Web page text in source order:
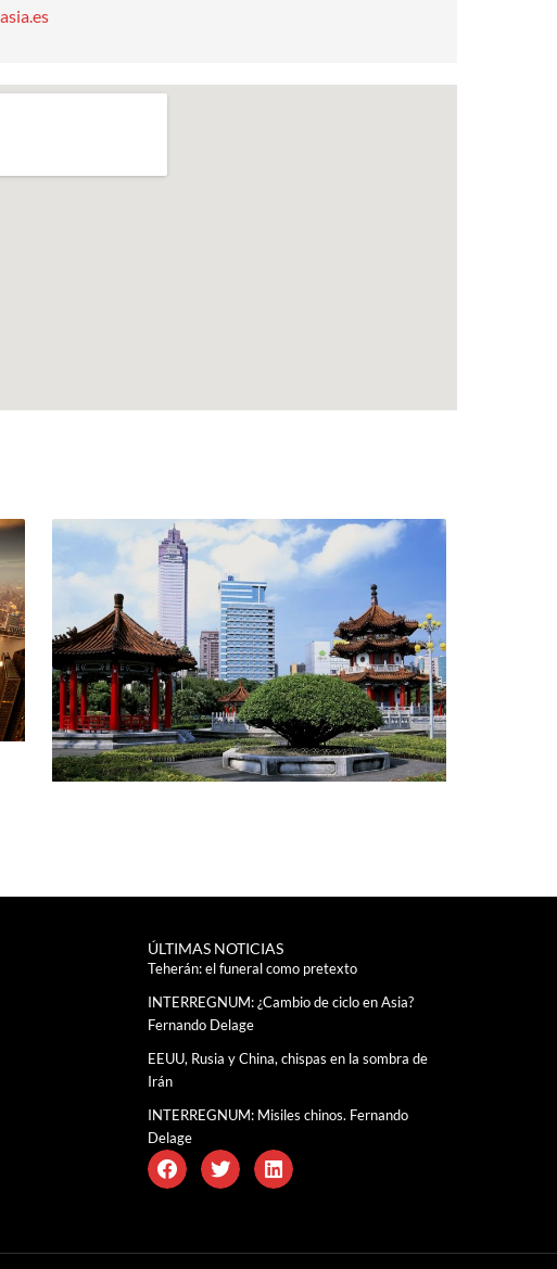
ÚLTIMAS NOTICIAS
Teherán: el funeral como pretexto
INTERREGNUM: ¿Cambio de ciclo en Asia?
Fernando Delage
EEUU, Rusia y China, chispas en la sombra de
Irán
INTERREGNUM: Misiles chinos. Fernando
Delage